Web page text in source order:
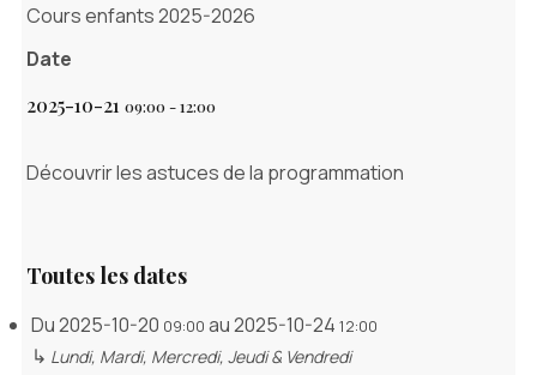
Cours enfants 2025-2026
Date
2025-10-21 09:00-12:00
Découvrir les astuces de la programmation
Toutes les dates
Du2025-10-20 09:00 au2025-10-24 12:00
↳ Lundi, Mardi, Mercredi, Jeudi & Vendredi